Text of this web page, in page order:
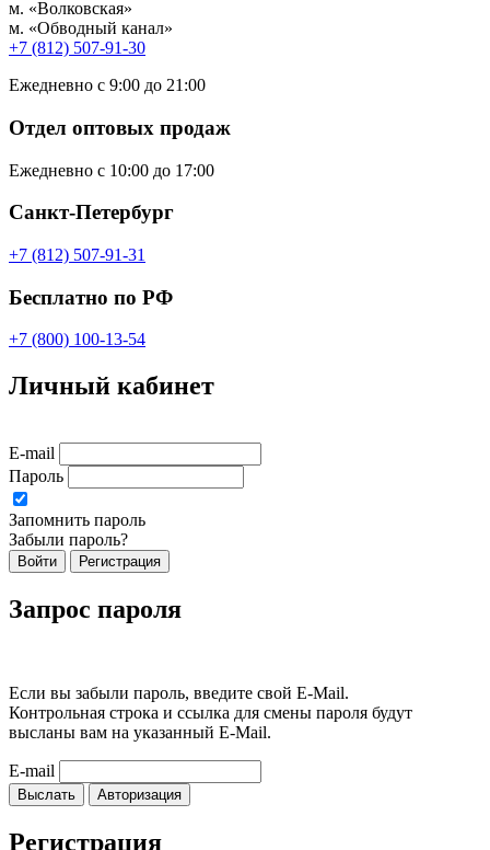
м. «Волковская»
м. «Обводный канал»
+7 (812) 507-91-30
Ежедневно с 9:00 до 21:00
Отдел оптовых продаж
Ежедневно с 10:00 до 17:00
Санкт-Петербург
+7 (812) 507-91-31
Бесплатно по РФ
+7 (800) 100-13-54
Личный кабинет
E-mail
Пароль
Запомнить пароль
Забыли пароль?
Войти Регистрация
Запрос пароля
Если вы забыли пароль, введите свой E-Mail.
Контрольная строка и ссылка для смены пароля будут
высланы вам на указанный E-Mail.
E-mail
Выслать Авторизация
Регистрация